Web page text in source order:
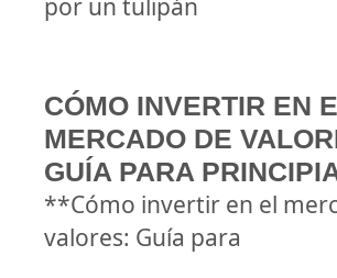
por un tulipán
CÓMO INVERTIR EN
MERCADO DE
GUÍA PARA
**Cómo invertir en el
valores: Guía para